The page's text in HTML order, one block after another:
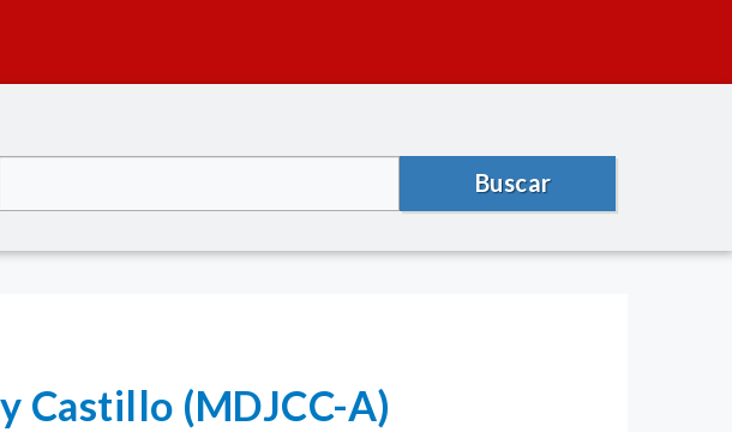
Buscar
Castillo (MDJCC-A)